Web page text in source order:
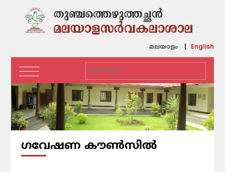
മലയാളം English
ഗവേഷണ കൗണ്‍സില്‍